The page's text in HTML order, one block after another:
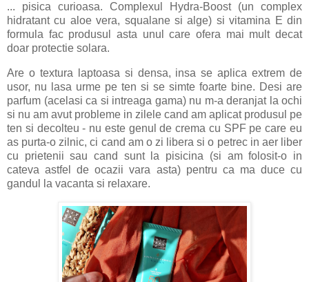
... pisica curioasa. Complexul Hydra-Boost (un complex
hidratant cu aloe vera, squalane si alge) si vitamina E din
formula fac produsul asta unul care ofera mai mult decat
doar protectie solara.
Are o textura laptoasa si densa, insa se aplica extrem de
usor, nu lasa urme pe ten si se simte foarte bine. Desi are
parfum (acelasi ca si intreaga gama) nu m-a deranjat la ochi
si nu am avut probleme in zilele cand am aplicat produsul pe
ten si decolteu - nu este genul de crema cu SPF pe care eu
as purta-o zilnic, ci cand am o zi libera si o petrec in aer liber
cu prietenii sau cand sunt la pisicina (si am folosit-o in
cateva astfel de ocazii vara asta) pentru ca ma duce cu
gandul la vacanta si relaxare.